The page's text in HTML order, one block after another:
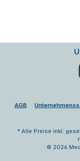
AGB
* Alle Preise inkl.
© 2026